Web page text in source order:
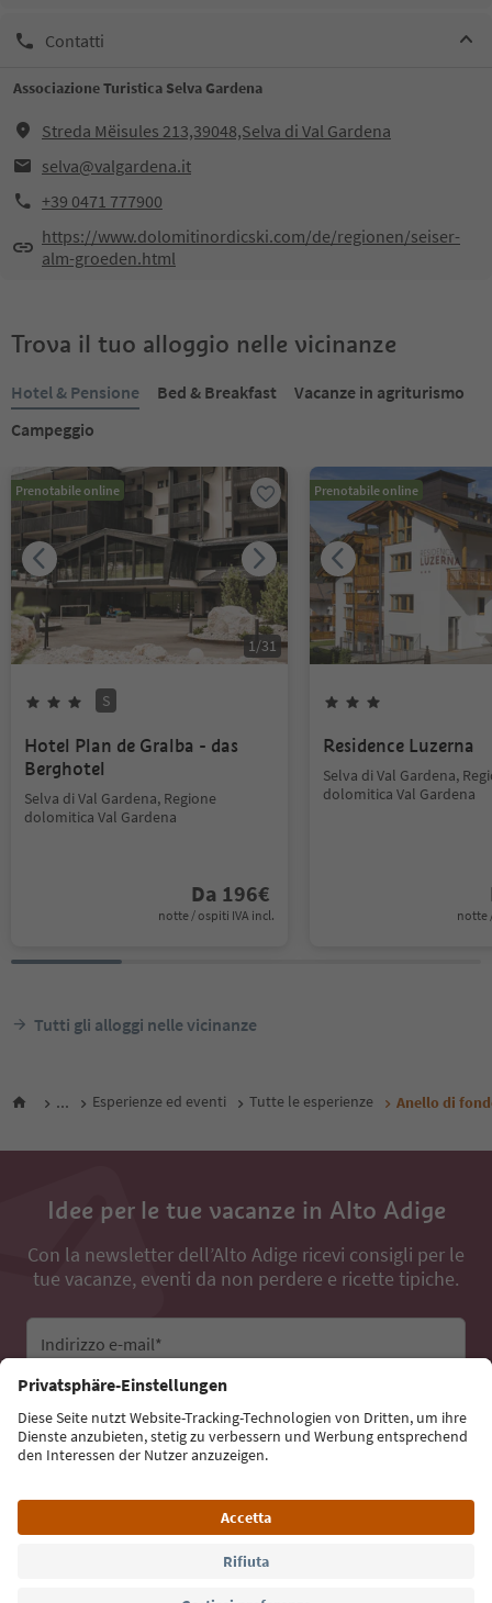
Contatti
Associazione Turistica Selva Gardena
Streda Mëisules 213,39048,Selva di Val Gardena
selva@valgardena.it
+39 0471 777900
https://www.dolomitinordicski.com/de/regionen/seiser-
alm-groeden.html
Trova il tuo alloggio nelle vicinanze
Hotel & Pensione Bed & Breakfast
Vacanze in agriturismo
Campeggio
Prenotabile online
1/31
S
Hotel Plan de Gralba - das
Berghotel
Selva di Val Gardena, Regione
dolomitica Val Gardena
Da 196€
notte / ospiti IVA incl.
Prenotabile online
Residence Luzerna
Selva di Val Gardena,
dolomitica Val Gardena
notte
Tutti gli alloggi nelle vicinanze
... Esperienze ed eventi Tutte le esperienze Anello di
Idee per le tue vacanze in Alto Adige
Con la newsletter dell’Alto Adige ricevi consigli per le
tue vacanze, eventi da non perdere e ricette tipiche.
Indirizzo e-mail*
Iscriviti alla newsletter